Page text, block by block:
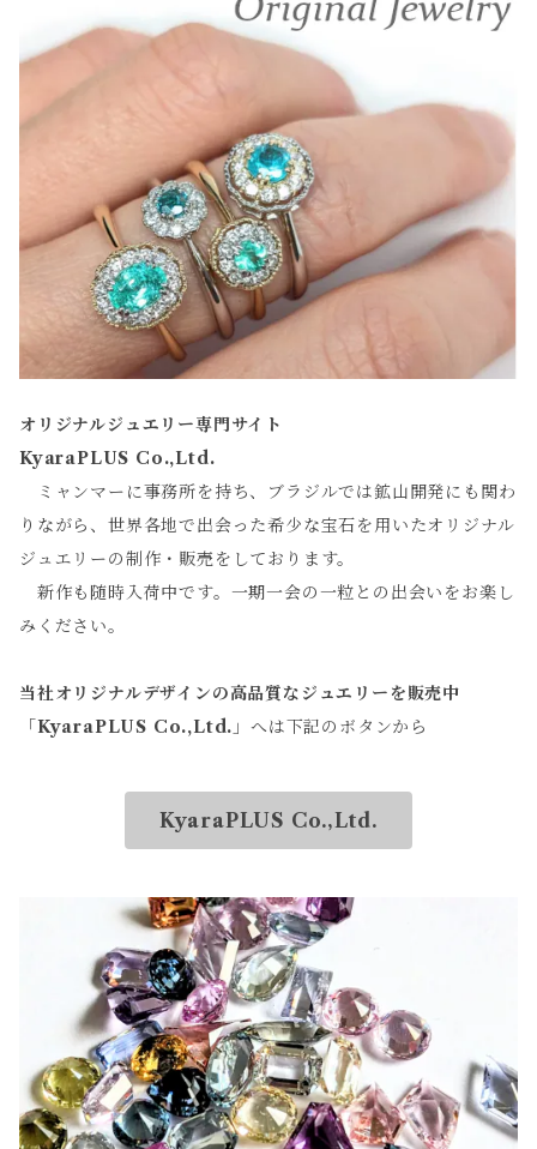
オリジナルジュエリー専門サイト
KyaraPLUS Co.,Ltd.
ミャンマーに事務所を持ち、ブラジルでは鉱山開発にも関わ
りながら、世界各地で出会った希少な宝石を用いたオリジナル
ジュエリーの制作・販売をしております。
新作も随時入荷中です。一期一会の一粒との出会いをお楽し
みください。
当社オリジナルデザインの高品質なジュエリーを販売中
「KyaraPLUS Co.,Ltd. 」へは下記のボタンから
KyaraPLUS Co.,Ltd.